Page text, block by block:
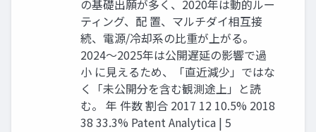
の基礎出願が多く、2020年は動的ルー
ティング、配 置、マルチダイ相互接
続、電源/冷却系の比重が上がる。
2024〜2025年は公開遅延の影響で過
小 に見えるため、「直近減少」ではな
く「未公開分を含む観測途上」と読
む。 年 件数 割合 2017 12 10.5% 2018
38 33.3% Patent Analytica | 5